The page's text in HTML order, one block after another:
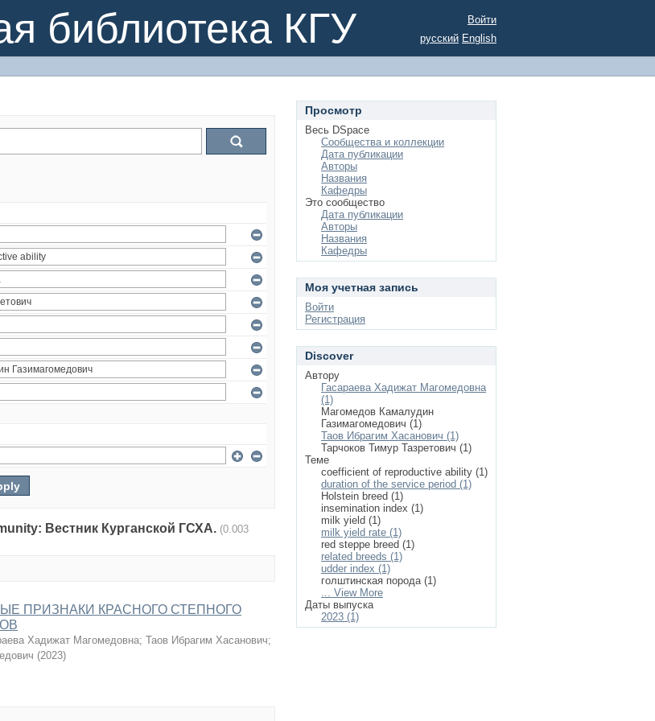
библиотека КГУ
Войти
русский English
Вестник Курганской ГСХА. (0.003
ПРИЗНАКИ КРАСНОГО СТЕПНОГО
Хадижат Магомедовна; Таов Ибрагим Хасанович;
(2023)
Просмотр
Весь DSpace
Сообщества и коллекции
Дата публикации
Авторы
Названия
Кафедры
Это сообщество
Дата публикации
Авторы
Названия
Кафедры
Моя учетная запись
Войти
Регистрация
Discover
Автору
Гасараева Хадижат Магомедовна
(1)
Магомедов Камалудин
Газимагомедович (1)
Таов Ибрагим Хасанович (1)
Тарчоков Тимур Тазретович (1)
Теме
coefficient of reproductive ability (1)
duration of the service period (1)
Holstein breed (1)
insemination index (1)
milk yield (1)
milk yield rate (1)
red steppe breed (1)
related breeds (1)
udder index (1)
голштинская порода (1)
... View More
Даты выпуска
2023 (1)